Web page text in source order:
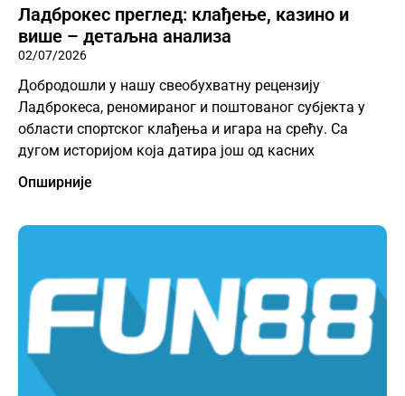
Ладброкес преглед: клађење, казино и
више – детаљна анализа
02/07/2026
Добродошли у нашу свеобухватну рецензију
Ладброкеса, реномираног и поштованог субјекта у
области спортског клађења и игара на срећу. Са
дугом историјом која датира још од касних
Опширније